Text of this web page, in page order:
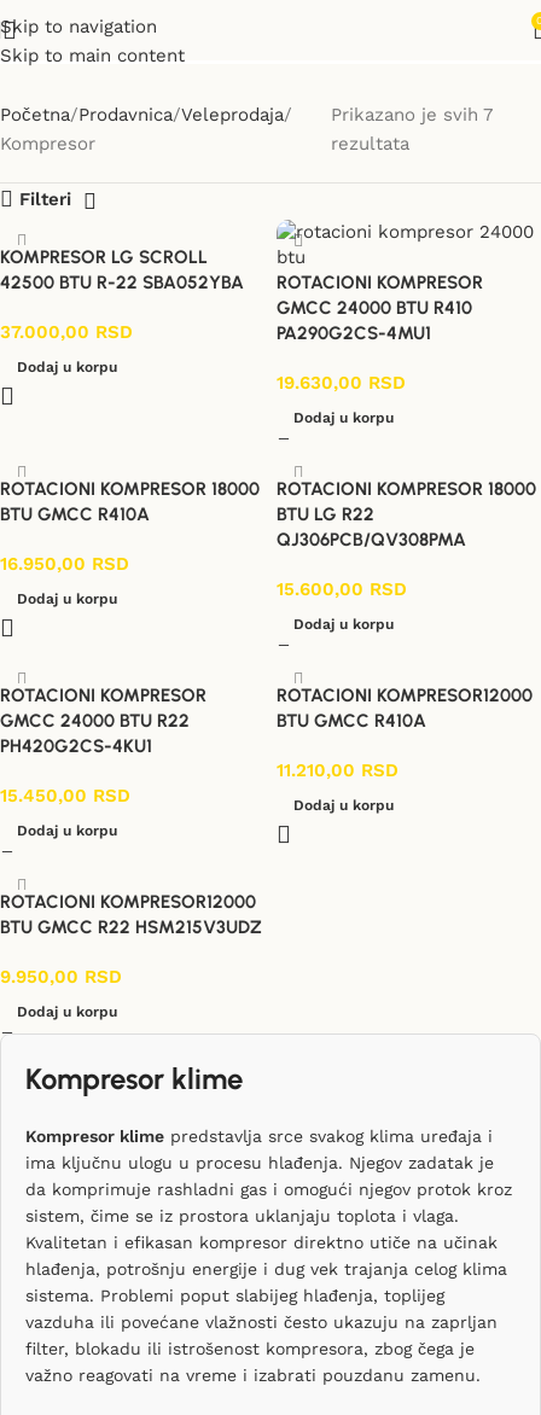
Skip to navigation
Skip to main content
Kompresor
Početna Prodavnica Veleprodaja
Kompresor
Prikazano je svih 7
rezultata
Filteri
KOMPRESOR LG SCROLL
42500 BTU R-22 SBA052YBA
37.000,00 RSD
Dodaj u korpu
ROTACIONI KOMPRESOR
GMCC 24000 BTU R410
PA290G2CS-4MU1
19.630,00 RSD
Dodaj u korpu
ROTACIONI KOMPRESOR 18000
BTU GMCC R410A
16.950,00 RSD
Dodaj u korpu
ROTACIONI KOMPRESOR 18000
BTU LG R22
QJ306PCB/QV308PMA
15.600,00 RSD
Dodaj u korpu
ROTACIONI KOMPRESOR
GMCC 24000 BTU R22
PH420G2CS-4KU1
15.450,00 RSD
Dodaj u korpu
ROTACIONI KOMPRESOR12000
BTU GMCC R410A
11.210,00 RSD
Dodaj u korpu
ROTACIONI KOMPRESOR12000
BTU GMCC R22 HSM215V3UDZ
9.950,00 RSD
Dodaj u korpu
Kompresor klime
Kompresor klime predstavlja srce svakog klima uređaja i
ima ključnu ulogu u procesu hlađenja. Njegov zadatak je
da komprimuje rashladni gas i omogući njegov protok kroz
sistem, čime se iz prostora uklanjaju toplota i vlaga.
Kvalitetan i efikasan kompresor direktno utiče na učinak
hlađenja, potrošnju energije i dug vek trajanja celog klima
sistema. Problemi poput slabijeg hlađenja, toplijeg
vazduha ili povećane vlažnosti često ukazuju na zaprljan
filter, blokadu ili istrošenost kompresora, zbog čega je
važno reagovati na vreme i izabrati pouzdanu zamenu.